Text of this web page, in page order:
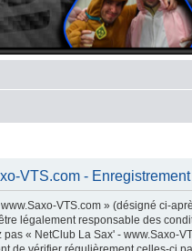
VTS.com - Enregistrement
VTS.com » (désigné ci-
légalement responsable des
pas « NetClub La Sax' -